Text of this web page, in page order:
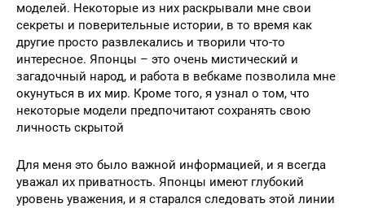
моделей. Некоторые из них раскрывали мне свои
секреты и поверительные истории, в то время как
другие просто развлекались и творили что-то
интересное. Японцы – это очень мистический и
загадочный народ, и работа в вебкаме позволила мне
окунуться в их мир. Кроме того, я узнал о том, что
некоторые модели предпочитают сохранять свою
личность скрытой
Для меня это было важной информацией, и я всегда
уважал их приватность. Японцы имеют глубокий
уровень уважения, и я старался следовать этой линии